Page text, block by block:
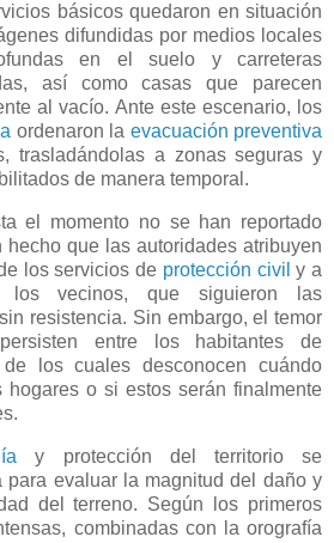
básicos quedaron en situación
difundidas por medios locales
en el suelo y carreteras
así como casas que parecen
al vacío. Ante este escenario, los
ordenaron la evacuación preventiva
trasladándolas a zonas seguras y
de manera temporal.
el momento no se han reportado
que las autoridades atribuyen
los servicios de protección civil y a
los vecinos, que siguieron las
resistencia. Sin embargo, el temor
entre los habitantes de
de los cuales desconocen cuándo
hogares o si estos serán finalmente
y protección del territorio se
para evaluar la magnitud del daño y
del terreno. Según los primeros
combinadas con la orografía